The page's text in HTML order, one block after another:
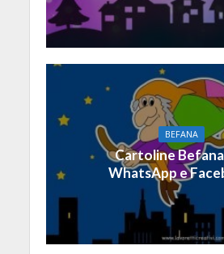
BEFANA
Cartoline
WhatsApp e